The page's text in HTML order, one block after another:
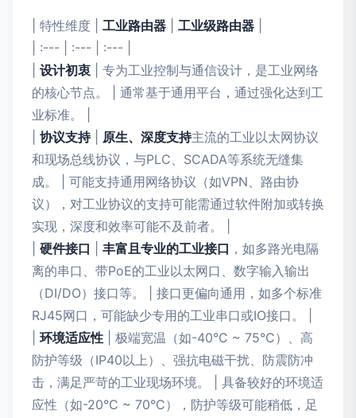
| 特性维度 | 工业路由器 工业级路由器
| :--- | :--- | :--- |
设计初衷 | 专为工业控制与通信设计，是工业网络
的核心节点。 | 通常基于通用平台，通过强化达到工
业标准。 |
协议支持| 原生、深度支持主流的工业以太网协议
和现场总线协议，与PLC、SCADA等系统无缝集
成。 | 可能支持通用网络协议（如VPN、路由协
议），对工业协议的支持可能需通过软件附加或转换
实现，深度和效率可能不及前者。 |
硬件接口 丰富且专业的工业接口 ，如多路光电隔
离的串口、带PoE的工业以太网口、数字输入输出
（DI/DO）接口等。 | 接口更偏向通用，如多个标准
RJ45网口，可能缺少专用的工业串口或IO接口。 |
环境适应性 | 极端宽温（如-40°C ~ 75°C）、高
防护等级（IP40以上）、强抗电磁干扰、防震防冲
击，满足严苛的工业现场环境。 | 具备较好的环境适
应性（如-20°C ~ 70°C），防护等级可能稍低，足